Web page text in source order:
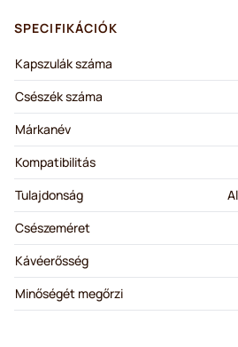
SPECIFIKÁCIÓK
Kapszulák száma
Csészék száma
Márkanév
Kompatibilitás
Tulajdonság
Csészeméret
Kávéerősség
Minőségét megőrzi